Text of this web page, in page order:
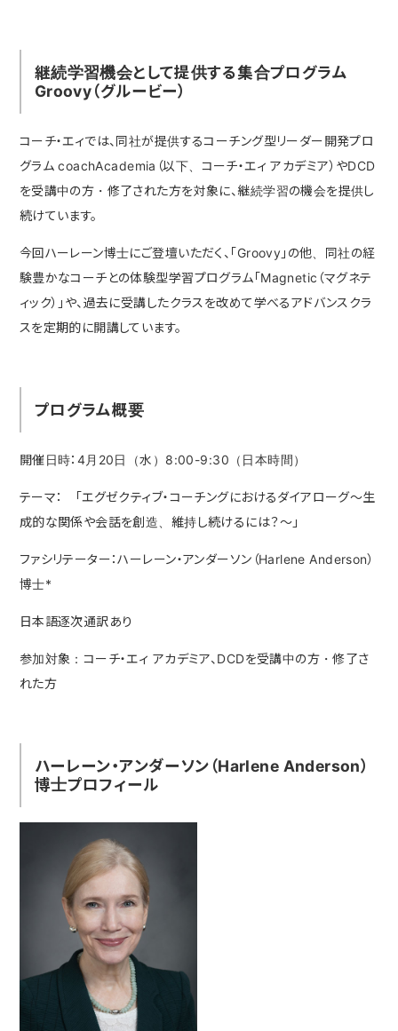
継続学習機会として提供する集合プログラム
Groovy（グルービー）
コーチ・エィでは、同社が提供するコーチング型リーダー開発プロ
グラム coachAcademia（以下、コーチ・エィ アカデミア）やDCD
を受講中の方・修了された方を対象に、継続学習の機会を提供し
続けています。
今回ハーレーン博士にご登壇いただく、「Groovy」の他、同社の経
験豊かなコーチとの体験型学習プログラム「Magnetic（マグネテ
ィック）」や、過去に受講したクラスを改めて学べるアドバンスクラ
スを定期的に開講しています。
プログラム概要
開催日時：4月20日（水）8:00-9:30（日本時間）
テーマ： 「エグゼクティブ・コーチングにおけるダイアローグ～生
成的な関係や会話を創造、維持し続けるには？～」
ファシリテーター：ハーレーン・アンダーソン（Harlene Anderson）
博士*
日本語逐次通訳あり
参加対象：コーチ・エィ アカデミア、DCDを受講中の方・修了さ
れた方
ハーレーン・アンダーソン（Harlene Anderson）
博士プロフィール